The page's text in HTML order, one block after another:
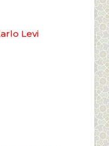
Levi